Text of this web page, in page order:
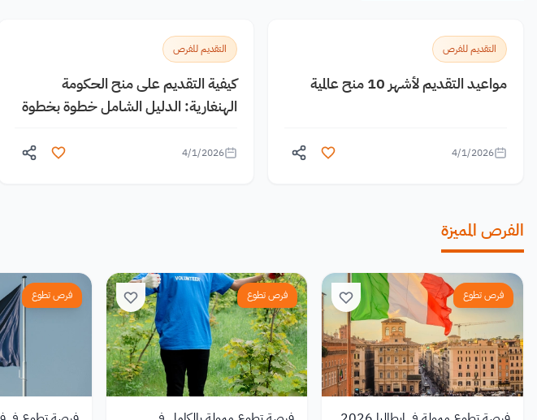
التقديم للفرص
مواعيد التقديم لأشهر 10 منح عالمية
4/1/2026
التقديم للفرص
كيفية التقديم على منح الحكومة
الهنغارية: الدليل الشامل خطوة بخطوة
4/1/2026
الفرص المميزة
فرص تطوع فرص تطوع فرص تطوع